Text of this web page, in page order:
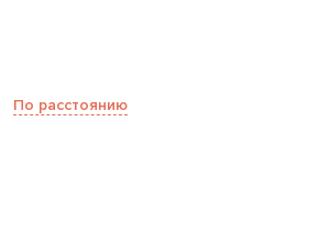
По расстоянию